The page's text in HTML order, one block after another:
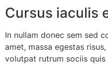
Cursus iaculis
In nullam donec sem sed
amet, massa egestas
volutpat rutrum sociis